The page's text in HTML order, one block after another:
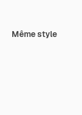
Même style